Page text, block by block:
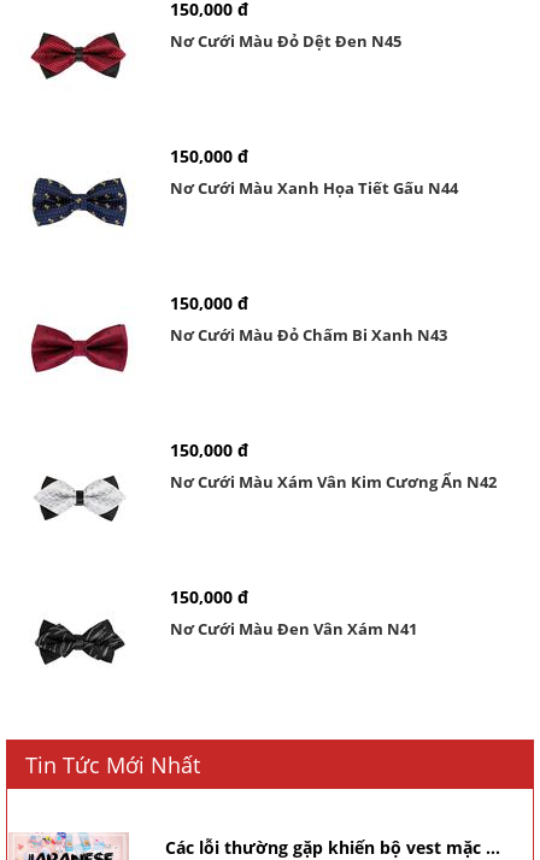
150,000 đ
Nơ Cưới Màu Đỏ Dệt Đen N45
150,000 đ
Nơ Cưới Màu Xanh Họa Tiết Gấu N44
150,000 đ
Nơ Cưới Màu Đỏ Chấm Bi Xanh N43
150,000 đ
Nơ Cưới Màu Xám Vân Kim Cương Ẩn N42
150,000 đ
Nơ Cưới Màu Đen Vân Xám N41
Tin Tức Mới Nhất
Các lỗi thường gặp khiến bộ vest mặc ...